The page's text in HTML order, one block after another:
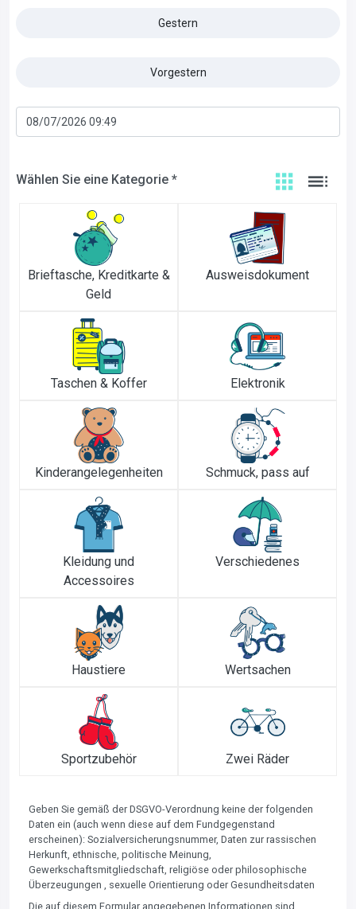
Gestern
Vorgestern
Wählen Sie eine Kategorie *
Brieftasche, Kreditkarte &
Geld
Ausweisdokument
Taschen & Koffer Elektronik
Kinderangelegenheiten Schmuck, pass auf
Kleidung und
Accessoires
Verschiedenes
Haustiere Wertsachen
Sportzubehör Zwei Räder
Geben Sie gemäß der DSGVO-Verordnung keine der folgenden
Daten ein (auch wenn diese auf dem Fundgegenstand
erscheinen): Sozialversicherungsnummer, Daten zur rassischen
Herkunft, ethnische, politische Meinung,
Gewerkschaftsmitgliedschaft, religiöse oder philosophische
Überzeugungen , sexuelle Orientierung oder Gesundheitsdaten
Die auf diesem Formular angegebenen Informationen sind